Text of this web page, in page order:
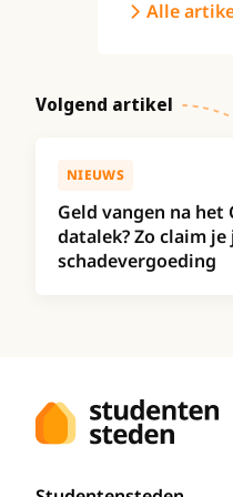
Alle
Volgend artikel
NIEUWS
Geld vangen na het
datalek? Zo claim
schadevergoeding